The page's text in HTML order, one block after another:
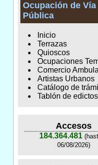
Ocupación de Vía
Pública
Inicio
Terrazas
Quioscos
Ocupaciones
Comercio
Artistas Urbanos
Catálogo de
Tablón de edictos
Accesos
184.364.481
06/08/2026)